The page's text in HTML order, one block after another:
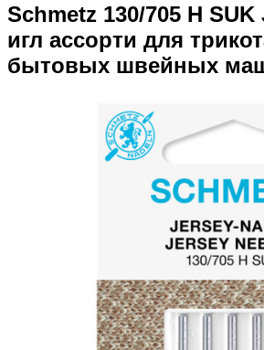
Schmetz 130/705 H SUK
игл ассорти для
бытовых швейных